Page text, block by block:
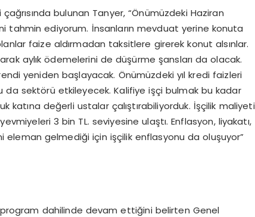
bulunan Tanyer, “Önümüzdeki Haziran
tahmin ediyorum. İnsanların mevduat yerine konuta
faize aldırmadan taksitlere girerek konut alsınlar.
aylık ödemelerini de düşürme şansları da olacak.
yeniden başlayacak. Önümüzdeki yıl kredi faizleri
sektörü etkileyecek. Kalifiye işçi bulmak bu kadar
değerli ustalar çalıştırabiliyorduk. İşçilik maliyeti
3 bin TL. seviyesine ulaştı. Enflasyon, liyakatı,
eleman gelmediği için işçilik enflasyonu da oluşuyor”
program dahilinde devam ettiğini belirten Genel